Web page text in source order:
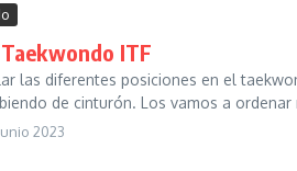
ITF
las diferentes posiciones en el
de cinturón. Los vamos a ordenar
2023